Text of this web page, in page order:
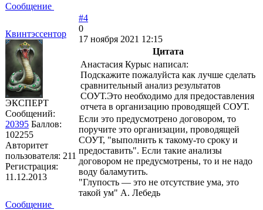
Сообщение
Квинтэссентор
ЭКСПЕРТ
Сообщений:
20395 Баллов:
102255
Авторитет
пользователя: 211
Регистрация:
11.12.2013
#4
0
17 ноября 2021 12:15
Цитата
Анастасия Курыс написал:
Подскажите пожалуйста как лучше сделать
сравнительный анализ результатов
СОУТ.Это необходимо для предоставления
отчета в организацию проводящей СОУТ.
Если это предусмотрено договором, то
поручите это организации, проводящей
СОУТ, "выполнить к такому-то сроку и
предоставить". Если такие анализы
договором не предусмотрены, то и не надо
воду баламутить.
"Глупость — это не отсутствие ума, это
такой ум" А. Лебедь
Сообщение